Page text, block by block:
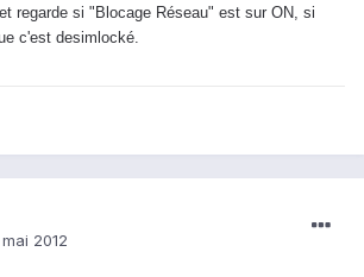
et regarde si "Blocage Réseau" est sur ON, si
c'est desimlocké.
2012